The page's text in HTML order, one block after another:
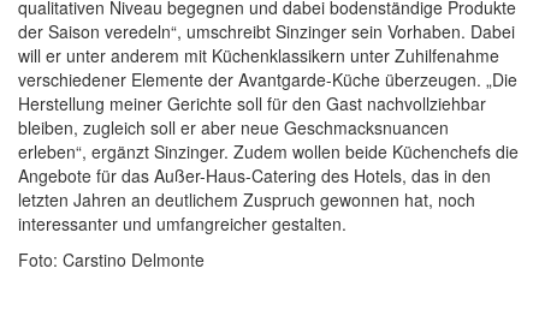
qualitativen Niveau begegnen und dabei bodenständige Produkte
der Saison veredeln“, umschreibt Sinzinger sein Vorhaben. Dabei
will er unter anderem mit Küchenklassikern unter Zuhilfenahme
verschiedener Elemente der Avantgarde-Küche überzeugen. „Die
Herstellung meiner Gerichte soll für den Gast nachvollziehbar
bleiben, zugleich soll er aber neue Geschmacksnuancen
erleben“, ergänzt Sinzinger. Zudem wollen beide Küchenchefs die
Angebote für das Außer-Haus-Catering des Hotels, das in den
letzten Jahren an deutlichem Zuspruch gewonnen hat, noch
interessanter und umfangreicher gestalten.
Foto: Carstino Delmonte